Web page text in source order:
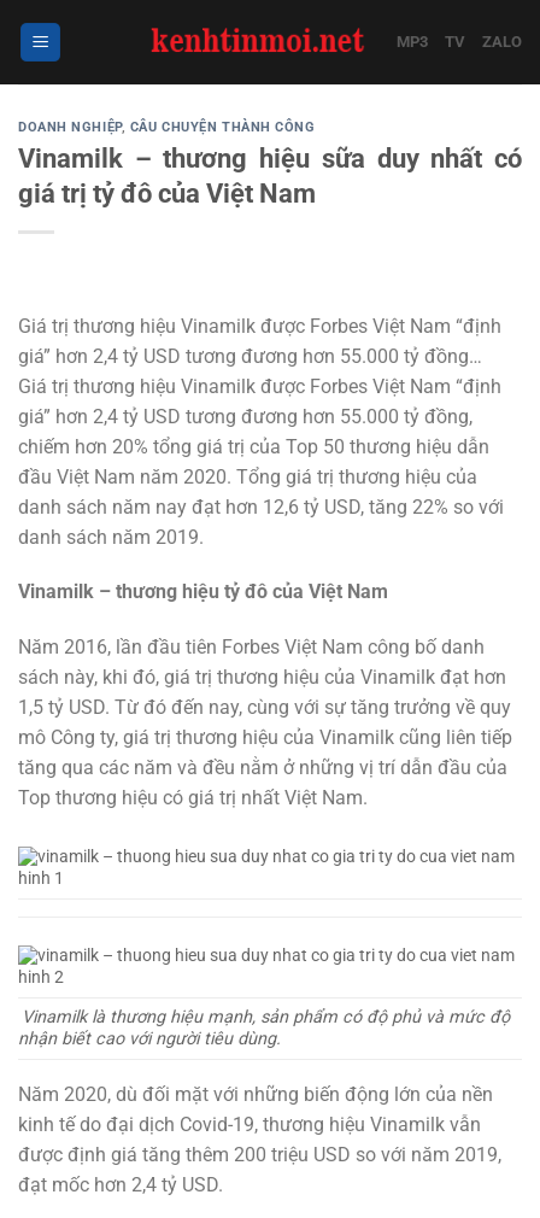
MP3 TV ZALO
DOANH NGHIỆP, CÂU CHUYỆN THÀNH CÔNG
Vinamilk – thương hiệu sữa duy nhất có
giá trị tỷ đô của Việt Nam
Giá trị thương hiệu Vinamilk được Forbes Việt Nam “định
giá” hơn 2,4 tỷ USD tương đương hơn 55.000 tỷ đồng…
Giá trị thương hiệu Vinamilk được Forbes Việt Nam “định
giá” hơn 2,4 tỷ USD tương đương hơn 55.000 tỷ đồng,
chiếm hơn 20% tổng giá trị của Top 50 thương hiệu dẫn
đầu Việt Nam năm 2020. Tổng giá trị thương hiệu của
danh sách năm nay đạt hơn 12,6 tỷ USD, tăng 22% so với
danh sách năm 2019.
Vinamilk – thương hiệu tỷ đô của Việt Nam
Năm 2016, lần đầu tiên Forbes Việt Nam công bố danh
sách này, khi đó, giá trị thương hiệu của Vinamilk đạt hơn
1,5 tỷ USD. Từ đó đến nay, cùng với sự tăng trưởng về quy
mô Công ty, giá trị thương hiệu của Vinamilk cũng liên tiếp
tăng qua các năm và đều nằm ở những vị trí dẫn đầu của
Top thương hiệu có giá trị nhất Việt Nam.
Vinamilk là thương hiệu mạnh, sản phẩm có độ phủ và mức độ
nhận biết cao với người tiêu dùng.
Năm 2020, dù đối mặt với những biến động lớn của nền
kinh tế do đại dịch Covid-19, thương hiệu Vinamilk vẫn
được định giá tăng thêm 200 triệu USD so với năm 2019,
đạt mốc hơn 2,4 tỷ USD.